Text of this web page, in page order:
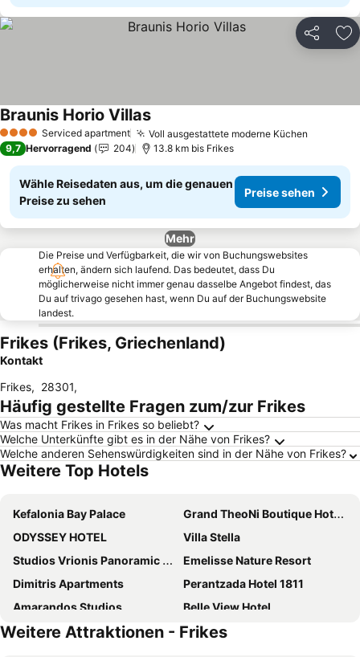
Teilen
4 Sterne Serviced apartment Voll ausgestattete moderne Küchen
Braunis Horio Villas
9,7 Hervorragend 204 13.8 km bis Frikes
Wähle Reisedaten aus, um die genauen
Preise zu sehen
Preise sehen
Mehr
Die Preise und Verfügbarkeit, die wir von Buchungswebsites
erhalten, ändern sich laufend. Das bedeutet, dass Du
möglicherweise nicht immer genau dasselbe Angebot findest, das
Du auf trivago gesehen hast, wenn Du auf der Buchungswebsite
landest.
Frikes (Frikes, Griechenland)
Kontakt
Frikes, 28301,
Häufig gestellte Fragen zum/zur Frikes
Was macht Frikes in Frikes so beliebt?
Welche Unterkünfte gibt es in der Nähe von Frikes?
Welche anderen Sehenswürdigkeiten sind in der Nähe von Frikes?
Weitere Top Hotels
Kefalonia Bay Palace
Grand TheoNi Boutique Hotel & Spa
ODYSSEY HOTEL
Villa Stella
Studios Vrionis Panoramic Sunset
Emelisse Nature Resort
Dimitris Apartments
Perantzada Hotel 1811
Amarandos Studios
Belle View Hotel
Fiscardonna Luxury Suites
Vassilis Retreat
Weitere Attraktionen - Frikes